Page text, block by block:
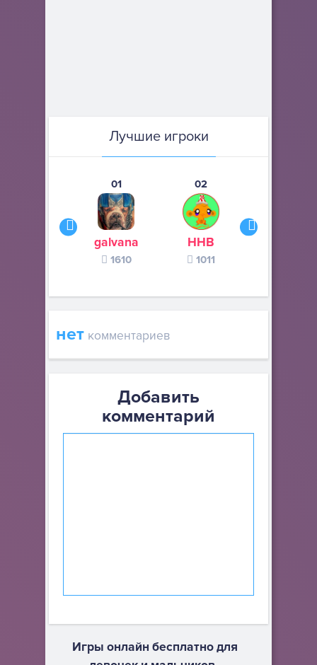
Лучшие игроки
01
galvana
1610
02
ННВ
1011
нет комментариев
Добавить
комментарий
Игры онлайн бесплатно для